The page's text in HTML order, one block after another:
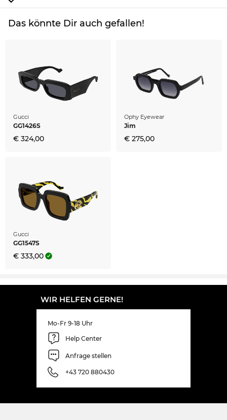
Das könnte Dir auch gefallen!
Gucci
GG1426S
€ 324,00
Ophy Eyewear
Jim
€ 275,00
Gucci
GG1547S
€ 333,00
WIR HELFEN GERNE!
Mo-Fr 9-18 Uhr
Help Center
Anfrage stellen
+43 720 880430